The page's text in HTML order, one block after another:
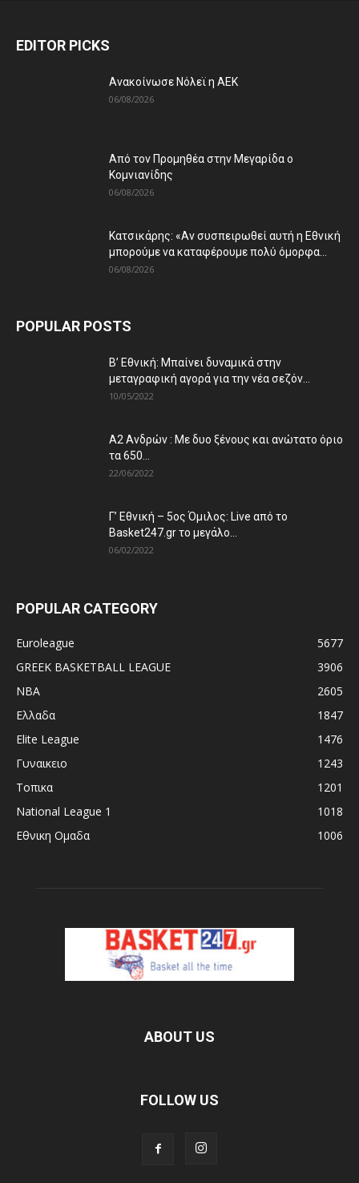
EDITOR PICKS
Ανακοίνωσε Νόλεϊ η ΑΕΚ
06/08/2026
Από τον Προμηθέα στην Μεγαρίδα ο
Κομνιανίδης
06/08/2026
Κατσικάρης: «Αν συσπειρωθεί αυτή η Εθνική
μπορούμε να καταφέρουμε πολύ όμορφα...
06/08/2026
POPULAR POSTS
Β’ Εθνική: Μπαίνει δυναμικά στην
μεταγραφική αγορά για την νέα σεζόν...
10/05/2022
Α2 Ανδρών : Με δυο ξένους και ανώτατο όριο
τα 650...
22/06/2022
Γ’ Εθνική – 5ος Όμιλος: Live από το
Basket247.gr το μεγάλο...
06/02/2022
POPULAR CATEGORY
Euroleague
5677
GREEK BASKETBALL LEAGUE
3906
NBA
2605
Ελλαδα
1847
Elite League
1476
Γυναικειο
1243
Τοπικα
1201
National League 1
1018
Εθνικη Ομαδα
1006
ABOUT US
FOLLOW US